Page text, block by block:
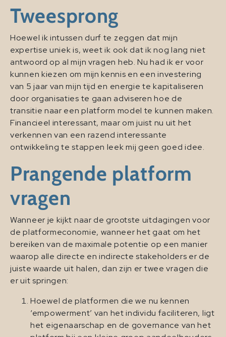
Tweesprong
Hoewel ik intussen durf te zeggen dat mijn
expertise uniek is, weet ik ook dat ik nog lang niet
antwoord op al mijn vragen heb. Nu had ik er voor
kunnen kiezen om mijn kennis en een investering
van 5 jaar van mijn tijd en energie te kapitaliseren
door organisaties te gaan adviseren hoe de
transitie naar een platform model te kunnen maken.
Financieel interessant, maar om juist nu uit het
verkennen van een razend interessante
ontwikkeling te stappen leek mij geen goed idee.
Prangende platform
vragen
Wanneer je kijkt naar de grootste uitdagingen voor
de platformeconomie, wanneer het gaat om het
bereiken van de maximale potentie op een manier
waarop alle directe en indirecte stakeholders er de
juiste waarde uit halen, dan zijn er twee vragen die
er uit springen:
Hoewel de platformen die we nu kennen
‘empowerment’ van het individu faciliteren, ligt
het eigenaarschap en de governance van het